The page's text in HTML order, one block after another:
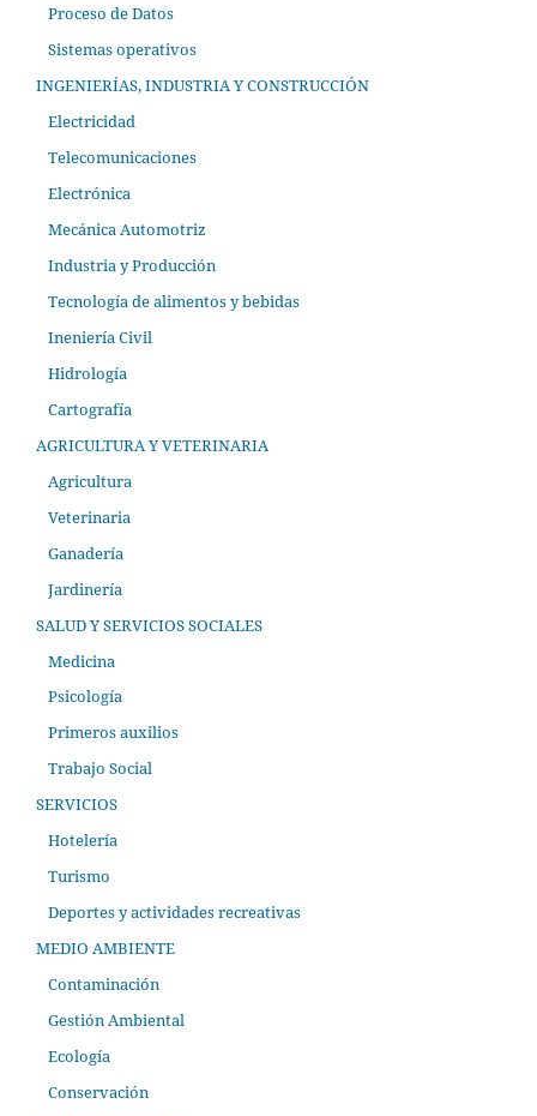
Proceso de Datos
Sistemas operativos
INGENIERÍAS, INDUSTRIA Y CONSTRUCCIÓN
Electricidad
Telecomunicaciones
Electrónica
Mecánica Automotriz
Industria y Producción
Tecnología de alimentos y bebidas
Ineniería Civil
Hidrología
Cartografía
AGRICULTURA Y VETERINARIA
Agricultura
Veterinaria
Ganadería
Jardinería
SALUD Y SERVICIOS SOCIALES
Medicina
Psicología
Primeros auxilios
Trabajo Social
SERVICIOS
Hotelería
Turismo
Deportes y actividades recreativas
MEDIO AMBIENTE
Contaminación
Gestión Ambiental
Ecología
Conservación